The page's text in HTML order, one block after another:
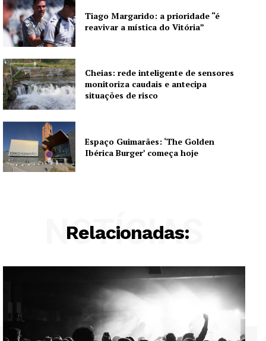
Tiago Margarido: a prioridade “é
reavivar a mística do Vitória”
Cheias: rede inteligente de sensores
monitoriza caudais e antecipa
situações de risco
Espaço Guimarães: ‘The Golden
Ibérica Burger’ começa hoje
Relacionadas:
NOTÍCIAS